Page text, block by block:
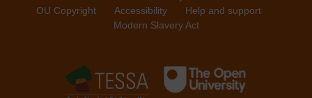
OU Copyright
Accessibility
Help and support
Modern Slavery Act